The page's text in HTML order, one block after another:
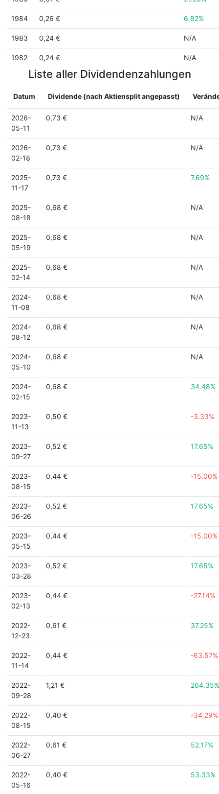
1984 0,26 € 6.82%
1983 0,24 € N/A
1982 0,24 € N/A
Liste aller Dividendenzahlungen
Datum Dividende (nach Aktiensplit angepasst)
2026-
05-11
0,73 € N/A
2026-
02-18
0,73 € N/A
2025-
11-17
0,73 € 7.69%
2025-
08-18
0,68 € N/A
2025-
05-19
0,68 € N/A
2025-
02-14
0,68 € N/A
2024-
11-08
0,68 € N/A
2024-
08-12
0,68 € N/A
2024-
05-10
0,68 € N/A
2024-
02-15
0,68 € 34.48%
2023-
11-13
0,50 € -3.33%
2023-
09-27
0,52 € 17.65%
2023-
08-15
0,44 € -15.00%
2023-
06-26
0,52 € 17.65%
2023-
05-15
0,44 € -15.00%
2023-
03-28
0,52 € 17.65%
2023-
02-13
0,44 € -27.14%
2022-
12-23
0,61 € 37.25%
2022-
11-14
0,44 € -63.57%
2022-
09-28
1,21 € 204.35%
2022-
08-15
0,40 € -34.29%
2022-
06-27
0,61 € 52.17%
2022-
05-16
0,40 € 53.33%